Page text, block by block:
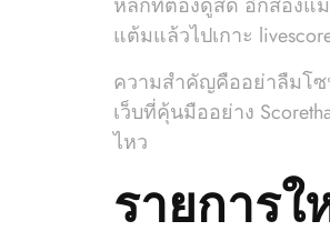
แต้มแล้วไปเกาะ
ความสำคัญคืออย่าลืมโซ
เว็บที่คุ้นมืออย่าง
ไหว
รายการ